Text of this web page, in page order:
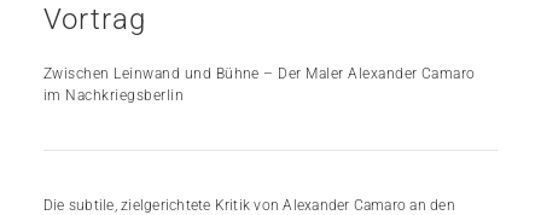
Vortrag
Zwischen Leinwand und Bühne – Der Maler Alexander Camaro
im Nachkriegsberlin
Die subtile, zielgerichtete Kritik von Alexander Camaro an den